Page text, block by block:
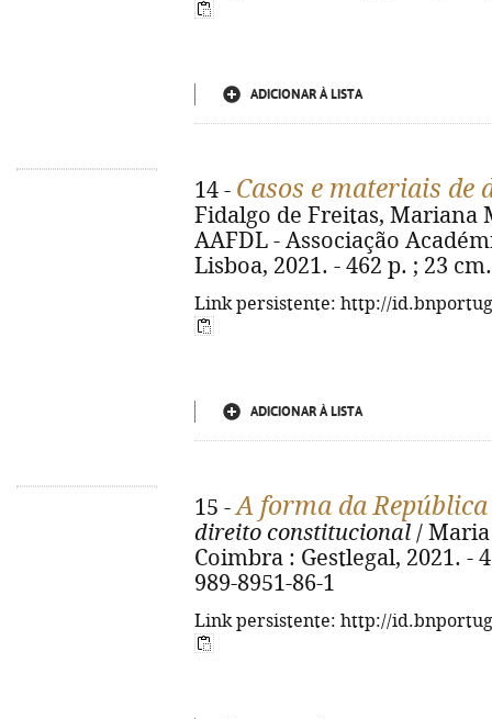
ADICIONAR À LISTA
14 - Casos e materiais
Fidalgo de Freitas, Mariana
AAFDL - Associação
Lisboa, 2021. - 462 p. ; 23
Link persistente: http://
ADICIONAR À LISTA
15 -A forma da República
direito constitucional / Maria
Coimbra : Gestlegal, 2021. -
989-8951-86-1
Link persistente: http://